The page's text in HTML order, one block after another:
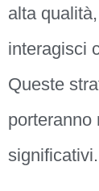
alta
interagisci
Queste
porteranno
significativi.